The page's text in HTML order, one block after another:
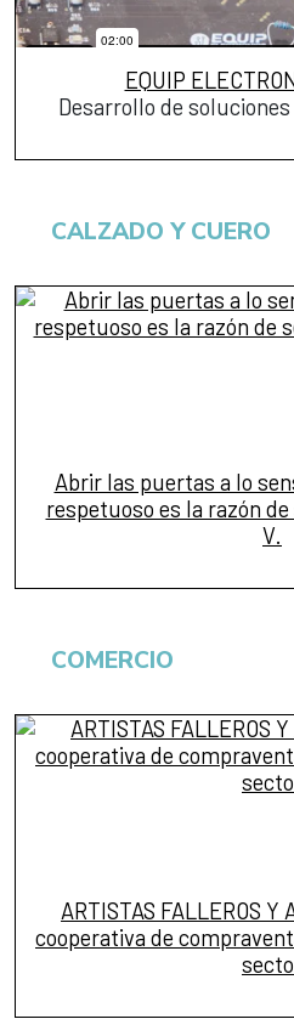
EQUIP
Desarrollo de
CALZADO Y CUERO
Abrir las puertas a lo
respetuoso es la razón
V.
COMERCIO
ARTISTAS FALLEROS
cooperativa de